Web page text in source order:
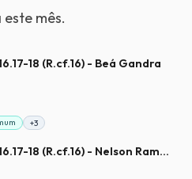
mês.
18 (R.cf.16) - Beá Gandra
+3
SALMO 144, 8-9.15-16.17-18 (R.cf.16) - Nelson Ramos